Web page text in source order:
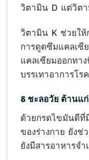
วิตามิน D แต่วิต
วิตามิน K ช่วยให้
การดูดซึมแคลเซี
แคลเซียมออกทา
บรรเทาอาการโร
8 ชะลอวัย ต้านแ
ด้วยกรดไขมันดีที่
ของร่างกาย ยังช่
ยังมีสารอาหารจ